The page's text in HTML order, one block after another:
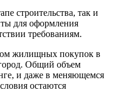
строительства, так и
для оформления
требованиям.
жилищных покупок в
Общий объем
и даже в меняющемся
остаются